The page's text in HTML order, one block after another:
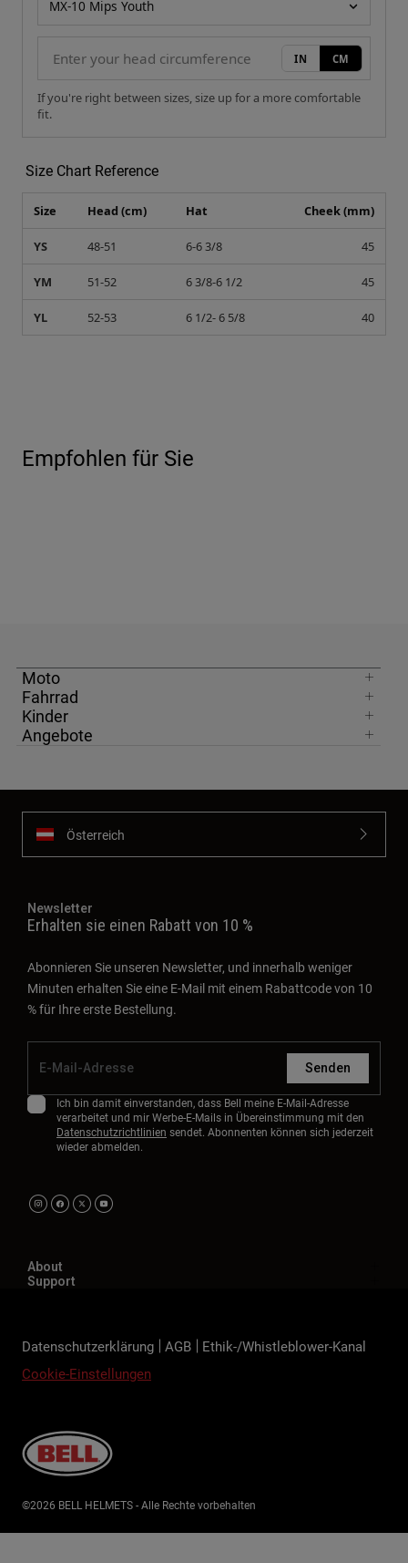
IN CM
If you're right between sizes, size up for a more comfortable
fit.
Size Chart Reference
Size Head (cm) Hat Cheek (mm)
YS 48-51 6-6 3/8 45
YM 51-52 6 3/8-6 1/2 45
YL 52-53 6 1/2- 6 5/8 40
Empfohlen für Sie
Moto
Fahrrad
Kinder
Angebote
Österreich
Newsletter
Erhalten sie einen Rabatt von 10 %
Abonnieren Sie unseren Newsletter, und innerhalb weniger
Minuten erhalten Sie eine E-Mail mit einem Rabattcode von 10
% für Ihre erste Bestellung.
Senden
Ich bin damit einverstanden, dass Bell meine E-Mail-Adresse
verarbeitet und mir Werbe-E-Mails in Übereinstimmung mit den
Datenschutzrichtlinien sendet. Abonnenten können sich jederzeit
wieder abmelden.
About
Support
Datenschutzerklärung AGB
Ethik-/Whistleblower-Kanal
Cookie-Einstellungen
©2026 BELL HELMETS - Alle Rechte vorbehalten